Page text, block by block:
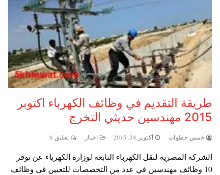
طريقة التقديم في وظائف الكهرباء اكتوبر
2015 مهندسين حديثي التخرج
خمس خطوات أكتوبر 28, 2015 اخبار تعليق 0
الشركة المصرية لنقل الكهرباء التابعة لوزارة الكهرباء عن توفر
10 وظائف مهندسين في عدد من التخصصات للتعيين في وظائف